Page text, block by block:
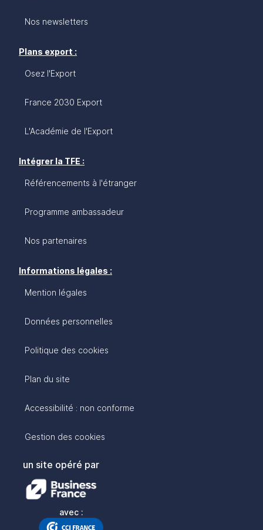
Nos newsletters
Plans export :
Osez l'Export
France 2030 Export
L'Académie de l'Export
Intégrer la TFE :
Référencements à l'étranger
Programme ambassadeur
Nos partenaires
Informations légales :
Mention légales
Données personnelles
Politique des cookies
Plan du site
Accessibilité : non conforme
Gestion des cookies
un site opéré par
avec :